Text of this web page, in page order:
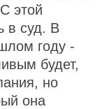
этой
в суд. В
году -
будет,
но
она